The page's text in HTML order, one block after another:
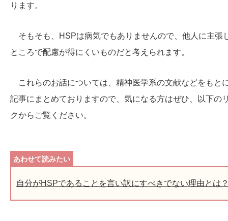
ります。
そもそも、HSPは病気でもありませんので、他人に主張
ところで配慮が得にくいものだと考えられます。
これらのお話については、精神医学系の文献などをもと
記事にまとめておりますので、気になる方はぜひ、以下の
クからご覧ください。
自分がHSPであることを言い訳にすべきでない理由とは